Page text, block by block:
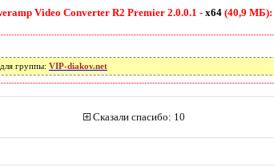
Video Converter R2 Premier 2.0.0.1 - x64(40,9 МБ):
группы: VIP-diakov.net
Сказали спасибо: 10